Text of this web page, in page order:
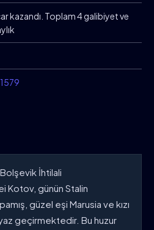
kazandı. Toplam 4 galibiyet ve
Bolşevik İhtilali
Kotov, günün Stalin
güzel eşi Marusia ve kızı
geçirmektedir. Bu huzur